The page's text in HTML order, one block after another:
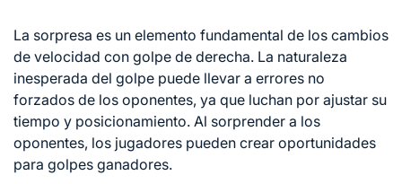
La sorpresa es un elemento fundamental de los cambios
de velocidad con golpe de derecha. La naturaleza
inesperada del golpe puede llevar a errores no
forzados de los oponentes, ya que luchan por ajustar su
tiempo y posicionamiento. Al sorprender a los
oponentes, los jugadores pueden crear oportunidades
para golpes ganadores.